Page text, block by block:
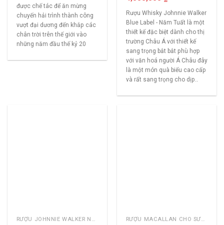
được chế tác để ăn mừng
chuyến hải trình thành công
vượt đại dương đến khắp các
chân trời trên thế giới vào
những năm đầu thế kỷ 20
Rượu Whisky Johnnie Walker
Blue Label - Năm Tuất là một
thiết kế đặc biệt dành cho thị
trường Châu Á với thiết kế
sang trọng bắt bắt phù hợp
với văn hoá người Á Châu đây
là một món quà biếu cao cấp
và rất sang trọng cho dịp..
RƯỢU JOHNNIE WALKER NĂM CŨ RƯỢU MACALLAN CHO SƯU TẦM